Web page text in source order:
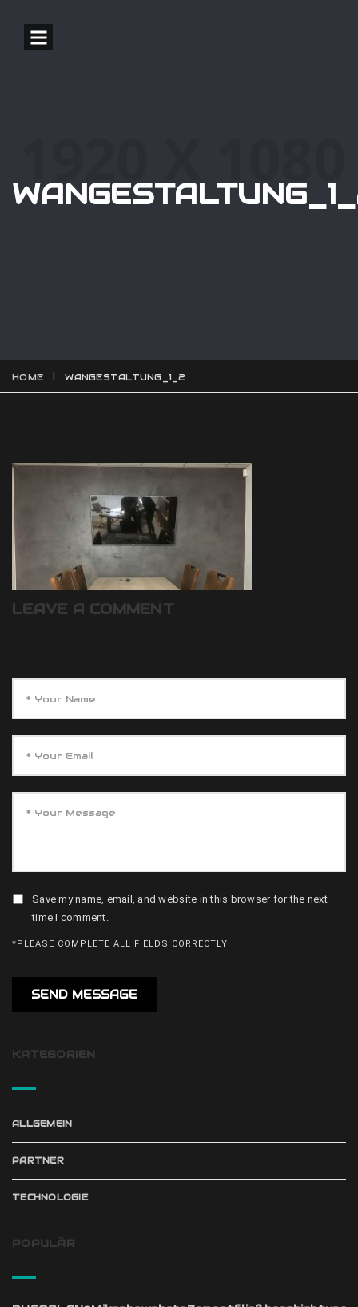
HOME WANGESTALTUNG_1_2
LEAVE A COMMENT
Save my name, email, and website in this browser for the next
time I comment.
*PLEASE COMPLETE ALL FIELDS CORRECTLY
KATEGORIEN
ALLGEMEIN
PARTNER
TECHNOLOGIE
POPULÄR